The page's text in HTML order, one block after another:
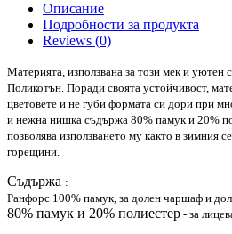
Описание
Подробности за продукта
Reviews (0)
Материята, използвана за този мек и уютен
Поликотън. Поради своята устойчивост,
цветовете и не губи формата си дори при
и нежна нишка съдържа 80% памук и 20%
позволява използването му както в зимния
горещини.
Съдържа :
Ранфорс 100% памук, за долен чаршаф и
80% памук и 20% полиестер - за